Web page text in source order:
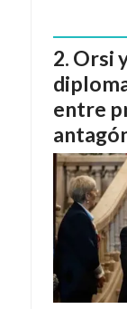
Orsi
entre